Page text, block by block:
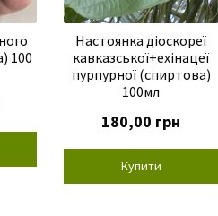
100
Настоянка діоскореї
кавказської+ехінацеї
пурпурної (спиртова)
100мл
180,00 грн
Купити